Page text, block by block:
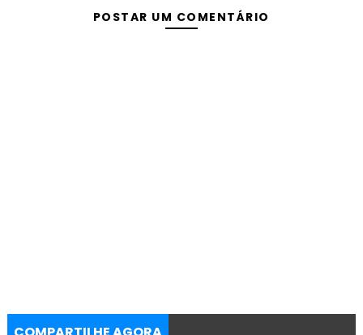
POSTAR UM COMENTÁRIO